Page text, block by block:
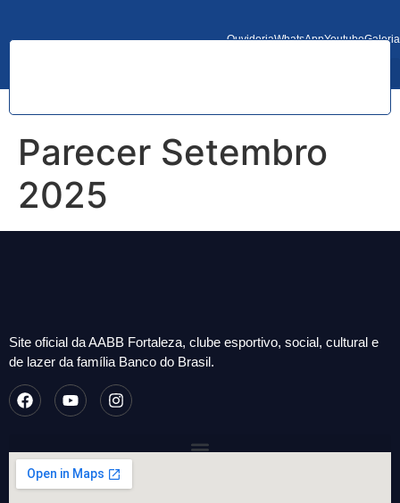
OuvidoriaWhatsAppYoutubeGaleria
Parecer Setembro
2025
Site oficial da AABB Fortaleza, clube esportivo, social, cultural e
de lazer da família Banco do Brasil.